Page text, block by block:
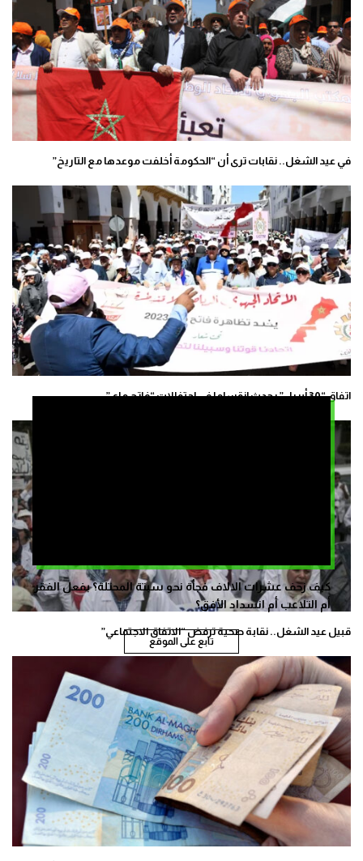
كيف زحف عشرات الالاف فجأة نحو سبتة المحتلة؟ بفعل الفقر
أم التلاعب أم انسداد الأفق؟
تابع على الموقع
في عيد الشغل.. نقابات ترى أن “الحكومة أخلفت موعدها مع التاريخ”
اتفاق “30 أبريل” يحدث انقساما في احتفالات “فاتح ماي”
قبيل عيد الشغل.. نقابة صحية ترفض “الاتفاق الاجتماعي”